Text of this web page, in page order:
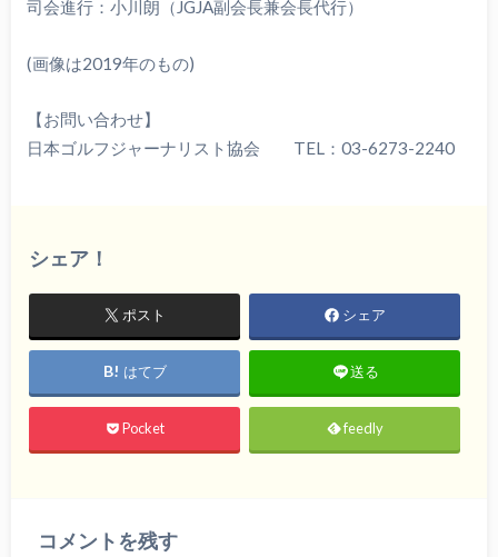
司会進行：小川朗（JGJA副会長兼会長代行）
(画像は2019年のもの)
【お問い合わせ】
日本ゴルフジャーナリスト協会 TEL：03-6273-2240
シェア！
ポスト シェア
はてブ 送る
Pocket feedly
コメントを残す